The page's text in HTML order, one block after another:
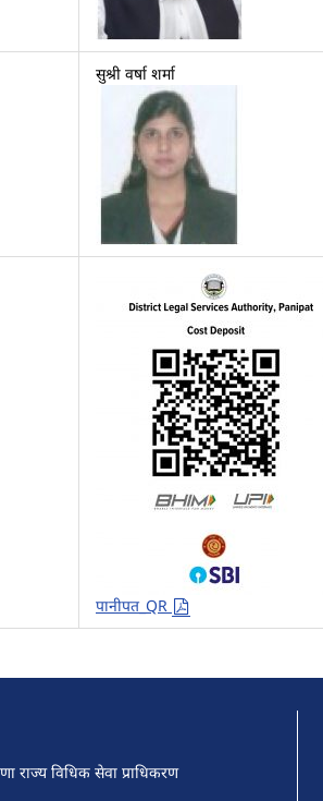
सुश्री वर्षा शर्मा
पानीपत_QR
राज्य विधिक सेवा प्राधिकरण